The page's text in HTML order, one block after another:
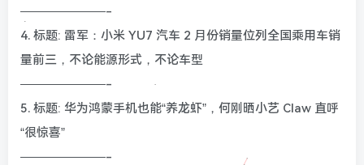
———————-
4. 标题: 雷军：小米 YU7 汽车 2 月份销量位列全国乘用车销
量前三，不论能源形式，不论车型
———————-
5. 标题: 华为鸿蒙手机也能“养龙虾”，何刚晒小艺 Claw 直呼
“很惊喜”
———————-